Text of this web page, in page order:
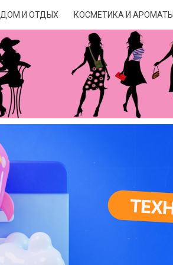
ДОМ И ОТДЫХ КОСМЕТИКА И АРОМАТЫ